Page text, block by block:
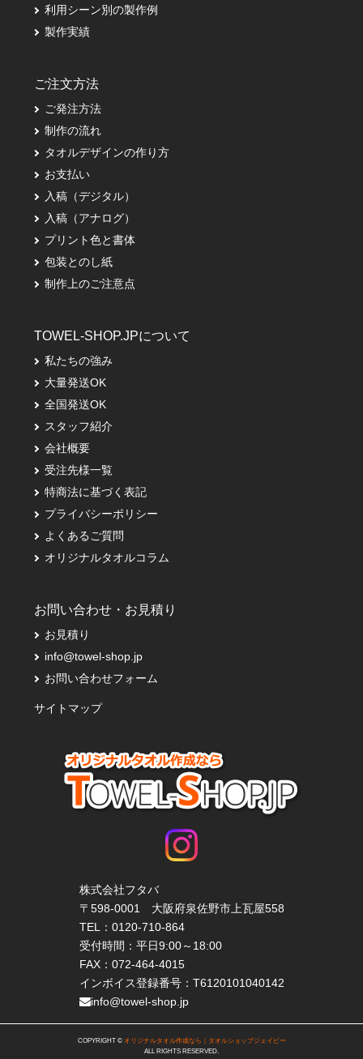
利用シーン別の製作例
製作実績
ご注文方法
ご発注方法
制作の流れ
タオルデザインの作り方
お支払い
入稿（デジタル）
入稿（アナログ）
プリント色と書体
包装とのし紙
制作上のご注意点
TOWEL-SHOP.JPについて
私たちの強み
大量発送OK
全国発送OK
スタッフ紹介
会社概要
受注先様一覧
特商法に基づく表記
プライバシーポリシー
よくあるご質問
オリジナルタオルコラム
お問い合わせ・お見積り
お見積り
info@towel-shop.jp
お問い合わせフォーム
サイトマップ
株式会社フタバ
〒598-0001 大阪府泉佐野市上瓦屋558
TEL： 0120-710-864
受付時間：平日9:00～18:00
FAX：072-464-4015
インボイス登録番号：T6120101040142
info@towel-shop.jp
COPYRIGHT © オリジナルタオル作成なら｜タオルショップジェイピー
ALL RIGHTS RESERVED.